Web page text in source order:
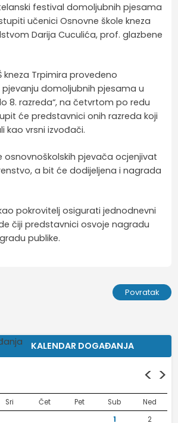
festival domoljubnih pjesama
učenici Osnovne škole kneza
Darija Cuculića, prof. glazbene
kneza Trpimira provedeno
domoljubnih pjesama u
8. razreda“, na četvrtom po redu
će predstavnici onih razreda koji
kao vrsni izvođači.
osnovnoškolskih pjevača ocjenjivat
a bit će dodijeljena i nagrada
pokrovitelj osigurati jednodnevni
čiji predstavnici osvoje nagradu
publike.
Povratak
KALENDAR DOGAĐANJA
< >
Sri Čet Pet Sub
Ned
1
2